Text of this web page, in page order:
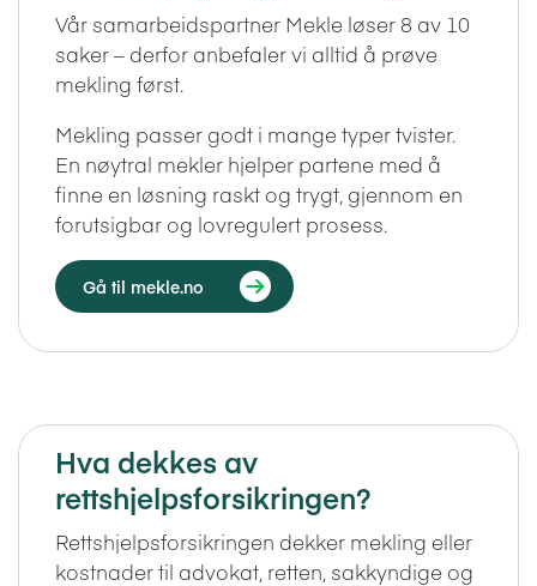
Vår samarbeidspartner Mekle løser 8 av 10
saker – derfor anbefaler vi alltid å prøve
mekling først.
Mekling passer godt i mange typer tvister.
En nøytral mekler hjelper partene med å
finne en løsning raskt og trygt, gjennom en
forutsigbar og lovregulert prosess.
Gå til mekle.no
Hva dekkes av
rettshjelpsforsikringen?
Rettshjelpsforsikringen dekker mekling eller
kostnader til advokat, retten, sakkyndige og